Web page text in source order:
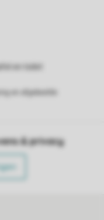
en toilet
& privacy